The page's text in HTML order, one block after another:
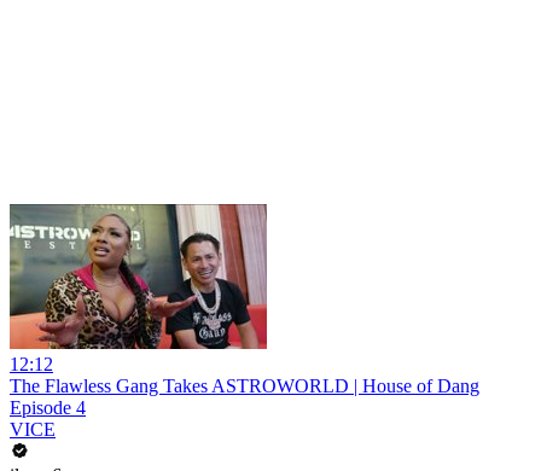
12:12
The Flawless Gang Takes ASTROWORLD | House of Dang
Episode 4
VICE